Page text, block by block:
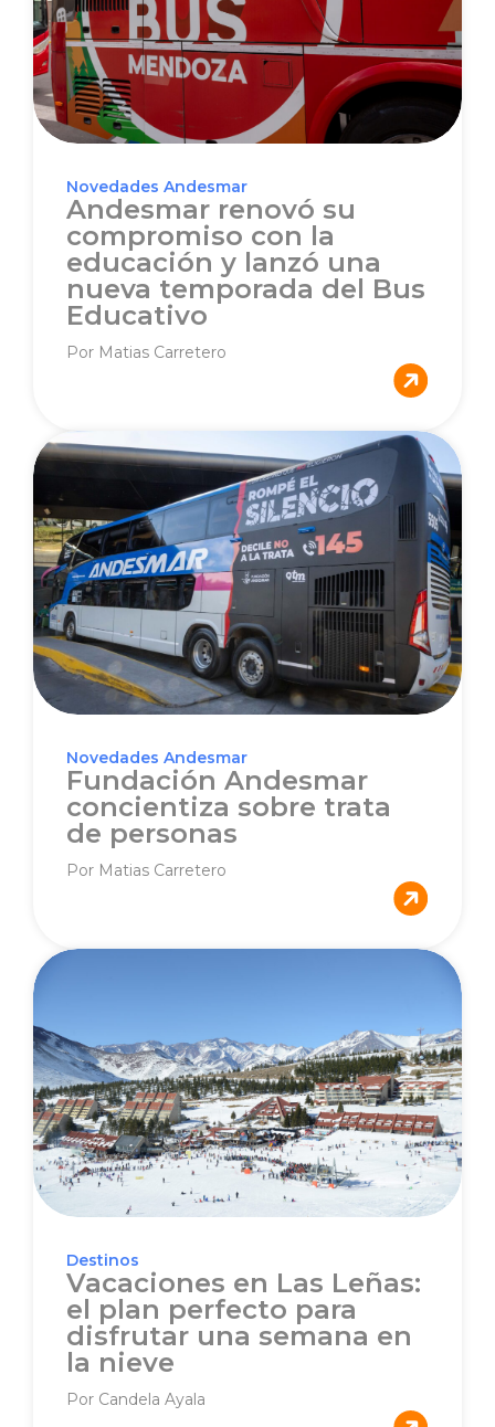
Novedades Andesmar
Andesmar renovó su
compromiso con la
educación y lanzó una
nueva temporada del Bus
Educativo
Por Matias Carretero
Novedades Andesmar
Fundación Andesmar
concientiza sobre trata
de personas
Por Matias Carretero
Destinos
Vacaciones en Las Leñas:
el plan perfecto para
disfrutar una semana en
la nieve
Por Candela Ayala